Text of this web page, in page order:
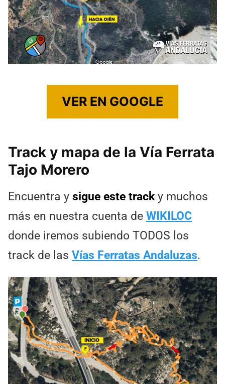
VER EN GOOGLE
Track y mapa de la Vía Ferrata
Tajo Morero
Encuentra y sigue este tracky muchos
más en nuestra cuenta de WIKILOC
donde iremos subiendo TODOS los
track de las Vías Ferratas Andaluzas.